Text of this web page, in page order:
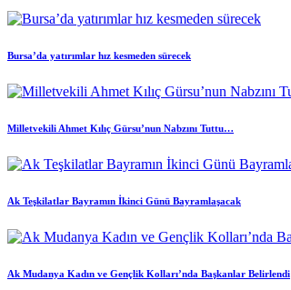
Bursa’da yatırımlar hız kesmeden sürecek
Milletvekili Ahmet Kılıç Gürsu’nun Nabzını Tuttu…
Ak Teşkilatlar Bayramın İkinci Günü Bayramlaşacak
Ak Mudanya Kadın ve Gençlik Kolları’nda Başkanlar Belirlendi